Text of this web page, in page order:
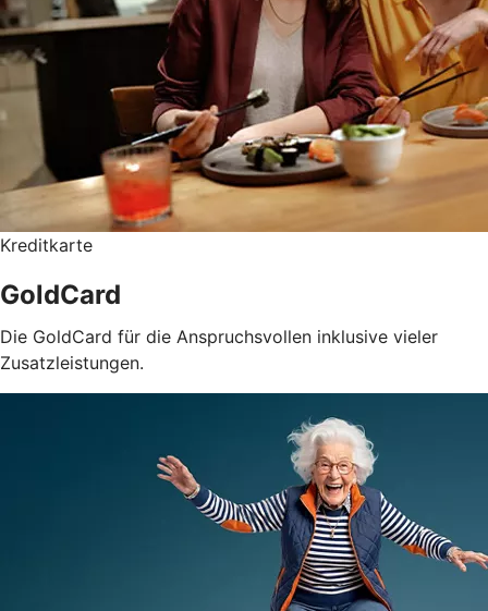
Kreditkarte
GoldCard
Die GoldCard für die Anspruchsvollen inklusive vieler
Zusatzleistungen.